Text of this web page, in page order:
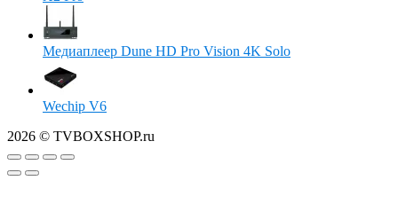
Медиаплеер Dune HD Pro Vision 4K Solo
Wechip V6
2026 © TVBOXSHOP.ru